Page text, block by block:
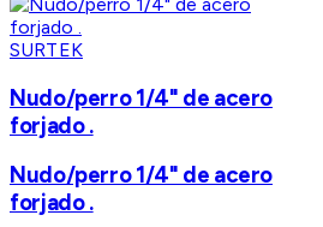
SURTEK
Nudo/perro 1/4" de acero
forjado .
Nudo/perro 1/4" de acero
forjado .